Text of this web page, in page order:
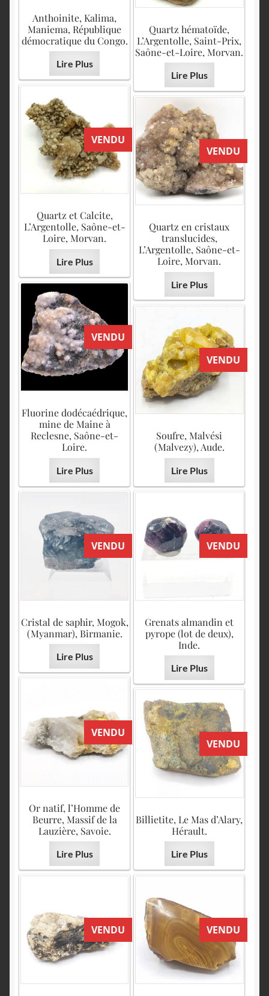
Anthoinite, Kalima,
Maniema, République
démocratique du Congo.
Lire Plus
Quartz hématoïde,
L’Argentolle, Saint-Prix,
Saône-et-Loire, Morvan.
Lire Plus
VENDU
Quartz et Calcite,
L’Argentolle, Saône-et-
Loire, Morvan.
Lire Plus
VENDU
Quartz en cristaux
translucides,
L’Argentolle, Saône-et-
Loire, Morvan.
Lire Plus
VENDU
Fluorine dodécaédrique,
mine de Maine à
Reclesne, Saône-et-
Loire.
Lire Plus
VENDU
Soufre, Malvési
(Malvezy), Aude.
Lire Plus
VENDU
Cristal de saphir, Mogok,
(Myanmar), Birmanie.
Lire Plus
VENDU
Grenats almandin et
pyrope (lot de deux),
Inde.
Lire Plus
VENDU
Or natif, l’Homme de
Beurre, Massif de la
Lauzière, Savoie.
Lire Plus
VENDU
Billietite, Le Mas d’Alary,
Hérault.
Lire Plus
VENDU VENDU